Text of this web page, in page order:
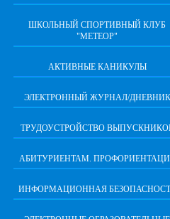
ШКОЛЬНЫЙ СПОРТИВНЫЙ КЛУБ
"МЕТЕОР"
АКТИВНЫЕ КАНИКУЛЫ
ЭЛЕКТРОННЫЙ ЖУРНАЛ/ДНЕВНИК
ТРУДОУСТРОЙСТВО
АБИТУРИЕНТАМ.
ИНФОРМАЦИОННАЯ